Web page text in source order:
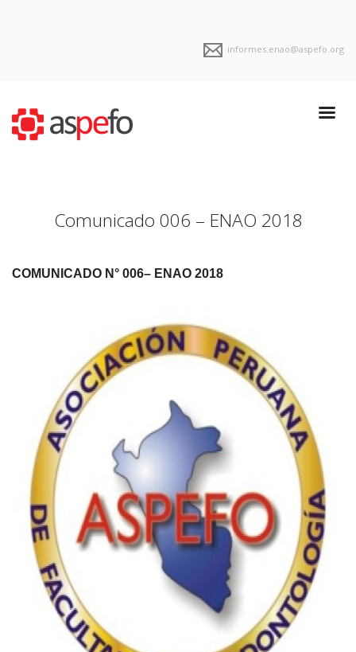
informes.enao@aspefo.org
Comunicado 006 – ENAO 2018
COMUNICADO N° 006– ENAO 2018